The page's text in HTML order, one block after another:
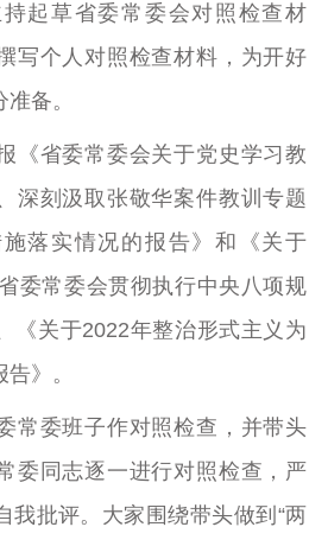
起草省委常委会对照检查材
写个人对照检查材料，为开好
备。
省委常委会关于党史学习教
深刻汲取张敬华案件教训专题
落实情况的报告》和《关于
委常委会贯彻执行中央八项规
《关于2022年整治形式主义为
》。
委班子作对照检查，并带头
委同志逐一进行对照检查，严
我批评。大家围绕带头做到“两